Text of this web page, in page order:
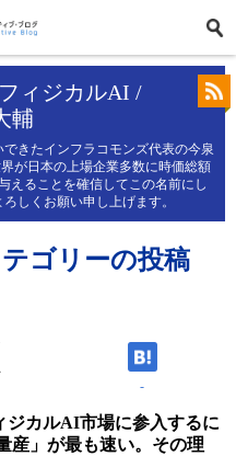
ィジカルAI /
輔
きたインフラコモンズ代表の今泉
が日本の上場企業多数に時価総額
えることを確信してこの名前にし
しくお願い申し上げます。
ゴリーの投稿
-
ジカルAI市場に参入するに
産」が最も速い。その理